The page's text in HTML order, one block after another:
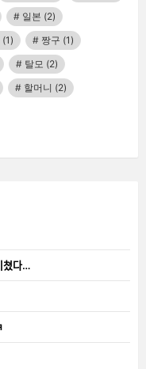
일본 (2)
(1) 짱구 (1)
탈모 (2)
할머니 (2)